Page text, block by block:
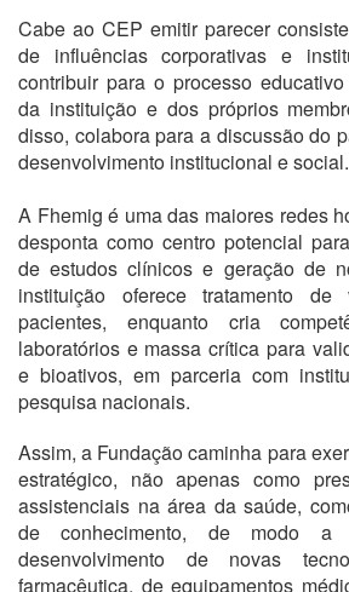
Cabe ao CEP emitir parecer
de influências corporativas e
contribuir para o processo
da instituição e dos próprios
disso, colabora para a discussão do
desenvolvimento institucional e social.
A Fhemig é uma das maiores redes
desponta como centro potencial
de estudos clínicos e geração de
instituição oferece tratamento
pacientes, enquanto cria
laboratórios e massa crítica para
e bioativos, em parceria com
pesquisa nacionais.
Assim, a Fundação caminha para
estratégico, não apenas como
assistenciais na área da saúde,
de conhecimento, de modo a
desenvolvimento de novas
farmacêutica, de equipamentos